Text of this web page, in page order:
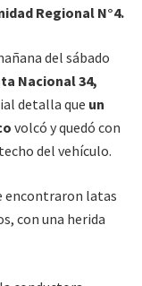
Regional N°4.
del sábado
Nacional 34,
detalla que un
volcó y quedó con
del vehículo.
encontraron latas
con una herida